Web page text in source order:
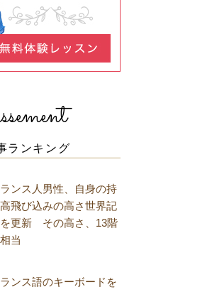
ランキング
ンス人男性、自身の持
飛び込みの高さ世界記
更新 その高さ、13階
当
ンス語のキーボードを